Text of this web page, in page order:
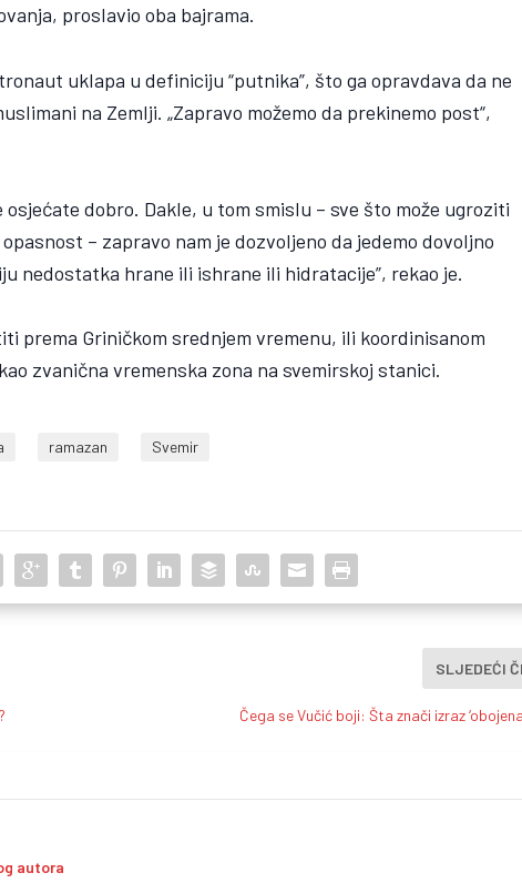
proslavio oba bajrama.
uklapa u definiciju “putnika”, što ga opravdava da ne
na Zemlji. „Zapravo možemo da prekinemo post“,
osjećate dobro. Dakle, u tom smislu – sve što može ugroziti
– zapravo nam je dozvoljeno da jedemo dovoljno
nedostatka hrane ili ishrane ili hidratacije”, rekao je.
prema Griničkom srednjem vremenu, ili koordinisanom
zvanična vremenska zona na svemirskoj stanici.
ramazan Svemir
SLJEDEĆI
Čega se Vučić boji: Šta znači izraz
autora